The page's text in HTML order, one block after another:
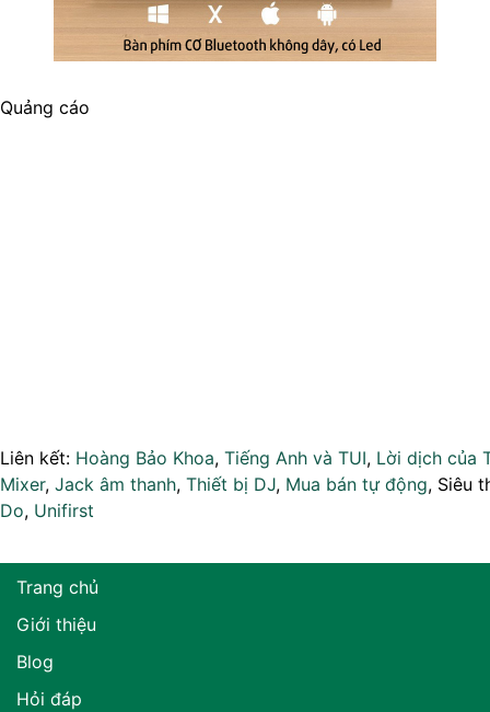
Quảng cáo
Liên kết: Hoàng Bảo Khoa, Tiếng Anh và TUI, Lời dịch của
Mixer, Jack âm thanh, Thiết bị DJ, Mua bán tự động, Siêu
Do, Unifirst
Trang chủ
Giới thiệu
Blog
Hỏi đáp